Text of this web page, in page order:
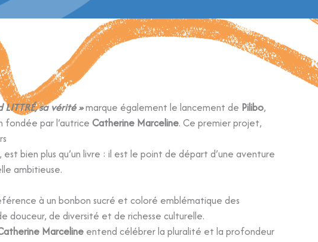
LITTRÉ, sa vérité »marque également le lancement de Pilibo,
fondée par l’autrice Catherine Marceline. Ce premier projet,
est bien plus qu’un livre : il est le point de départ d’une aventure
ambitieuse.
à un bonbon sucré et coloré emblématique des
douceur, de diversité et de richesse culturelle.
Marceline entend célébrer la pluralité et la profondeur